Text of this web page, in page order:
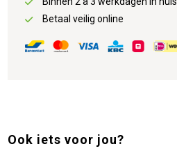
Betaal veilig online
Ook iets voor jou?